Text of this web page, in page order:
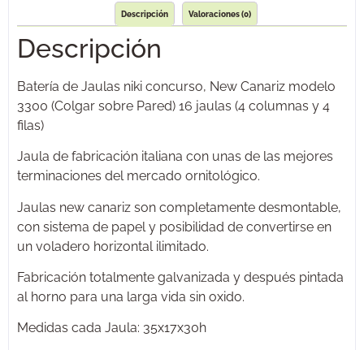
Descripción Valoraciones (0)
Descripción
Batería de Jaulas niki concurso, New Canariz modelo
3300 (Colgar sobre Pared) 16 jaulas (4 columnas y 4
filas)
Jaula de fabricación italiana con unas de las mejores
terminaciones del mercado ornitológico.
Jaulas new canariz son completamente desmontable,
con sistema de papel y posibilidad de convertirse en
un voladero horizontal ilimitado.
Fabricación totalmente galvanizada y después pintada
al horno para una larga vida sin oxido.
Medidas cada Jaula: 35x17x30h